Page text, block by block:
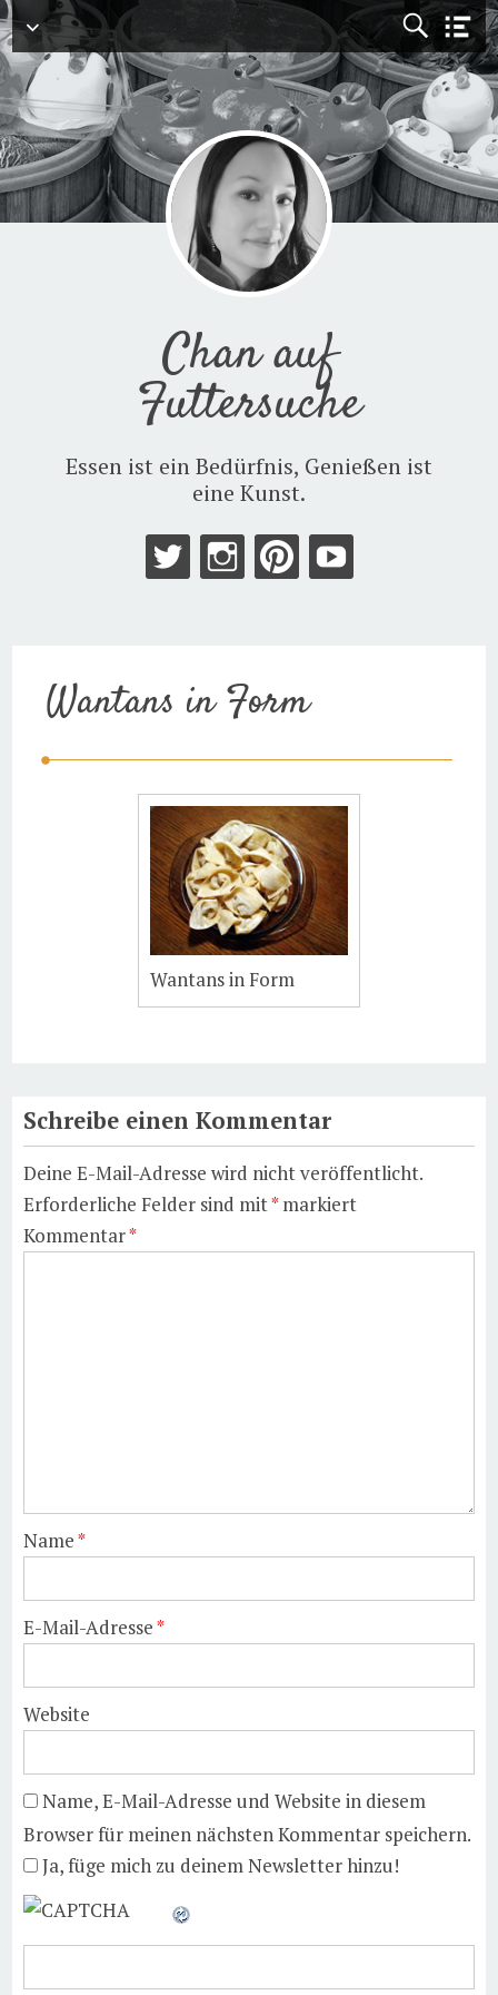
Menü
Chan auf
Futtersuche
Essen ist ein Bedürfnis, Genießen ist
eine Kunst.
Wantans in Form
Wantans in Form
Schreibe einen Kommentar
Deine E-Mail-Adresse wird nicht veröffentlicht.
Erforderliche Felder sind mit*markiert
Kommentar*
Name*
E-Mail-Adresse*
Website
Name, E-Mail-Adresse und Website in diesem
Browser für meinen nächsten Kommentar speichern.
Ja, füge mich zu deinem Newsletter hinzu!